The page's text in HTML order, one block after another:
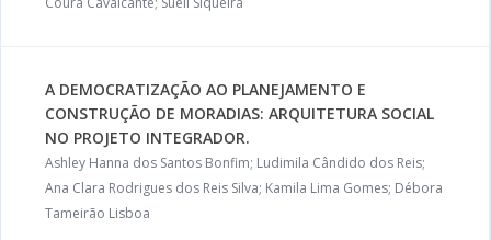
A DEMOCRATIZAÇÃO AO PLANEJAMENTO E
CONSTRUÇÃO DE MORADIAS: ARQUITETURA SOCIAL
NO PROJETO INTEGRADOR.
Ashley Hanna dos Santos Bonfim; Ludimila Cândido dos Reis;
Ana Clara Rodrigues dos Reis Silva; Kamila Lima Gomes; Débora
Tameirão Lisboa